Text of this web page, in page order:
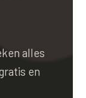
alles
en